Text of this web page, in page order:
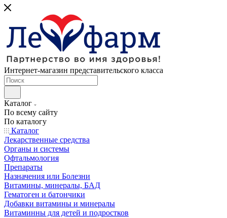
Интернет-магазин представительского класса
Каталог
По всему сайту
По каталогу
Каталог
Лекарственные средства
Органы и системы
Офтальмология
Препараты
Назначения или Болезни
Витамины, минералы, БАД
Гематоген и батончики
Добавки витамины и минералы
Витаминны для детей и подростков